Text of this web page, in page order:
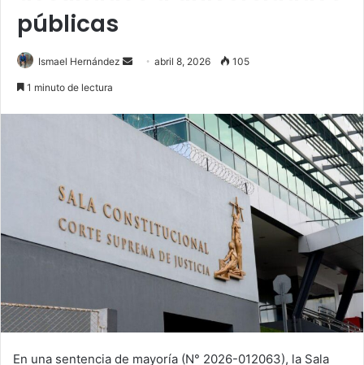
públicas
Ismael Hernández
Sendabril 8, 2026 105
1 minuto de lectura
En una sentencia de mayoría (N° 2026-012063), la Sala